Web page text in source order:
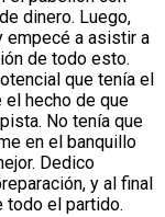
dinero. Luego,
empecé a asistir a
de todo esto.
que tenía el
el hecho de que
No tenía que
en el banquillo
Dedico
y al final
todo el partido.